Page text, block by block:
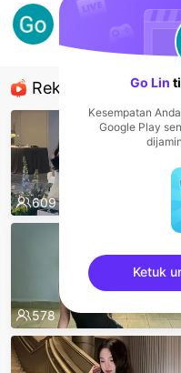
Go Lin's Live
Live Show
Rekomendasi
609
578
Go Lin
Kesempatan
Google Play
Ketuk
sentinelEnd